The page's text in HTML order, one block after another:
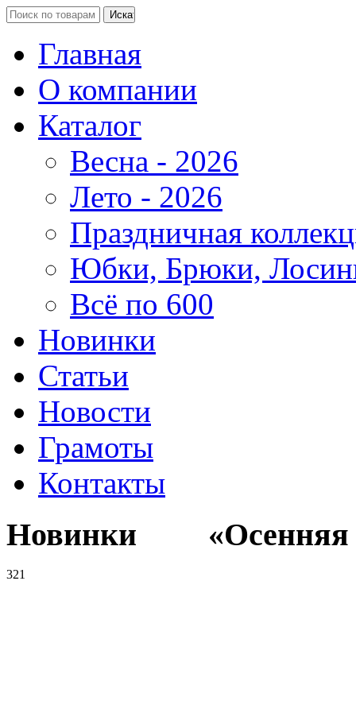
Главная
О компании
Каталог
Весна - 2026
Лето - 2026
Праздничная
Юбки, Брюки,
Всё по 600
Новинки
Статьи
Новости
Грамоты
Контакты
Новинки «Осенняя
321